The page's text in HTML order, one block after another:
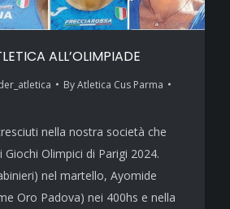
ALL’OLIMPIADE
ByAtletica Cus Parma
nella nostra società che
Olimpici di Parigi 2024.
nel martello, Ayomide
Oro Padova) nei 400hs e nella